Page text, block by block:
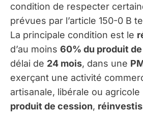
condition de respecter
prévues par l’article 150-0 B
La principale condition est le
d’au moins 60% du produit
délai de 24 mois, dans une
exerçant une activité
artisanale, libérale ou agricole
produit de cession,